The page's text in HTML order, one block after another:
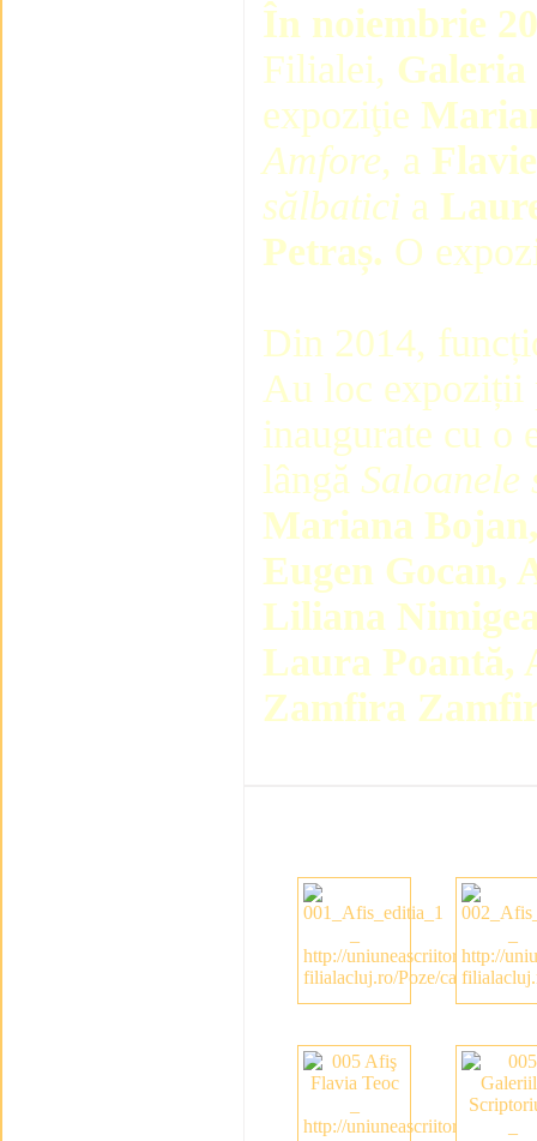
În noiembrie
Filialei,
expoziţie
Amfore, a
sălbatici a
Petraș. O
Din 2014,
Au loc expoziții
inaugurate cu o
lângă
Mariana
Eugen Gocan,
Liliana
Laura Poantă,
Zamfira